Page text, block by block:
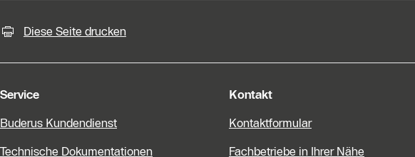
Diese Seite drucken
Service
Buderus Kundendienst
Technische Dokumentationen
Kontakt
Kontaktformular
Fachbetriebe in Ihrer Nähe